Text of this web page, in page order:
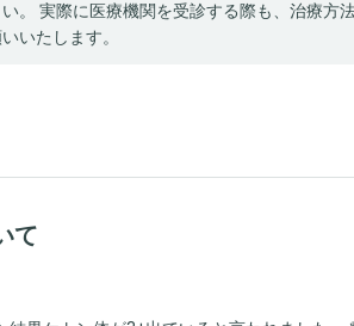
。 実際に医療機関を受診する際も、治療方
いたします。
て